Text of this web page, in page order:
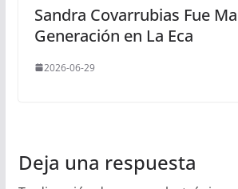
Sandra Covarrubias Fue
Generación en La Eca
2026-06-29
Deja una respuesta